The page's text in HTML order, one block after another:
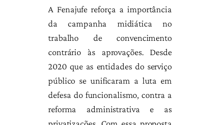
A Fenajufe reforça a importância
da campanha midiática no
trabalho de convencimento
contrário às aprovações. Desde
2020 que as entidades do serviço
público se unificaram a luta em
defesa do funcionalismo, contra a
reforma administrativa e as